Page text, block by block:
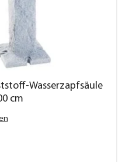
Wasserzapfsäule
cm